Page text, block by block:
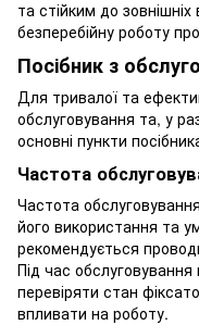
та стійким до зовнішніх
безперебійну роботу
Посібник з
Для тривалої та
обслуговування та, у
основні пункти
Частота
Частота
його використання та
рекомендується
Під час
перевіряти стан
впливати на роботу.